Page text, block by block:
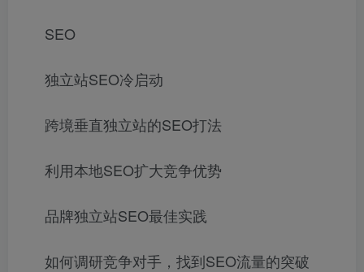
SEO
独立站SEO冷启动
跨境垂直独立站的SEO打法
利用本地SEO扩大竞争优势
品牌独立站SEO最佳实践
如何调研竞争对手，找到SEO流量的突破